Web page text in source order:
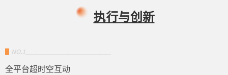
执行与创新
NO.1________________________
全平台超时空互动